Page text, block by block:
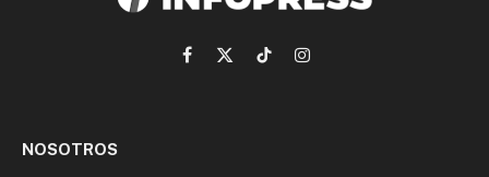
Facebook
X
TikTokInstagram
NOSOTROS